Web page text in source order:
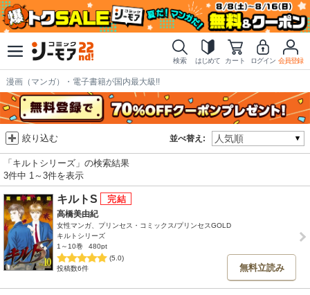
検索 はじめて カート ログイン 会員登録
漫画（マンガ）・電子書籍が国内最大級!!
並べ替え:
絞り込む
「キルトシリーズ」の検索結果
3件中 1～3件を表示
キルトS
高橋美由紀
女性マンガ、プリンセス・コミックス/プリンセスGOLD
キルトシリーズ
1～10巻
480pt
(5.0)
投稿数6件
無料立読み